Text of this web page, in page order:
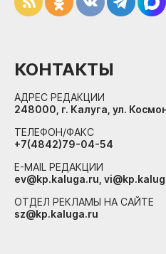
КОНТАКТЫ
АДРЕС РЕДАКЦИИ
248000, г. Калуга, ул.
ТЕЛЕФОН/ФАКС
+7(4842)79-04-54
E-MAIL РЕДАКЦИИ
ev@kp.kaluga.ru,
ОТДЕЛ РЕКЛАМЫ НА САЙТЕ
sz@kp.kaluga.ru